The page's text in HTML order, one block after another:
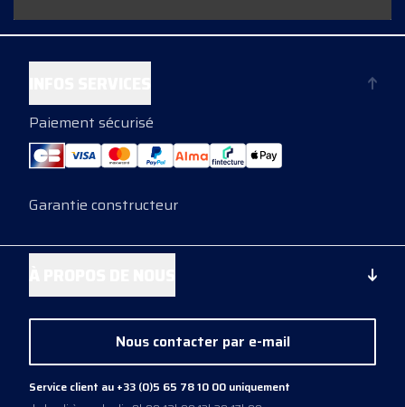
Paiement sécurisé
Garantie constructeur
Nous contacter par e-mail
Service client au +33 (0)5 65 78 10 00 uniquement